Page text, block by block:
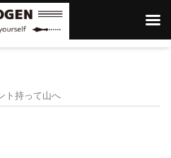
ト持って山へ